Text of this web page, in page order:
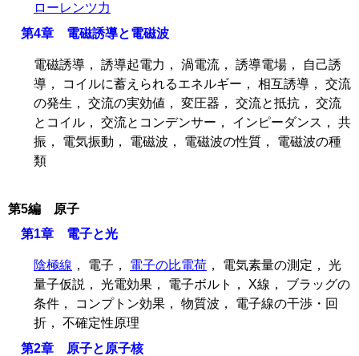
ローレンツ力
第4章 電磁誘導と電磁波
電磁誘導， 誘導起電力， 渦電流， 誘導電場， 自己誘
導， コイルに蓄えられるエネルギー， 相互誘導， 交流
の発生， 交流の実効値， 変圧器， 交流と抵抗， 交流
とコイル， 交流とコンデンサー， インピーダンス， 共
振， 電気振動， 電磁波， 電磁波の性質， 電磁波の種
類
第5編 原子
第1章 電子と光
陰極線 ， 電子， 電子の比電荷 ， 電気素量の測定， 光
量子仮説， 光電効果， 電子ボルト， X線， ブラッグの
条件， コンプトン効果， 物質波， 電子線の干渉・回
折， 不確定性原理
第2章 原子と原子核